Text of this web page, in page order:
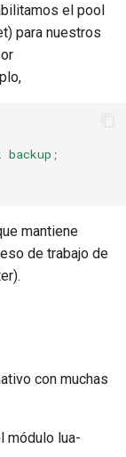
el pool
para nuestros
backup ;
mantiene
de trabajo de
con muchas
módulo lua-